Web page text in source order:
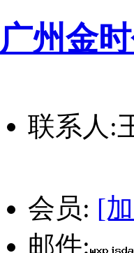
广州金
联系人:
会员: [
邮件: